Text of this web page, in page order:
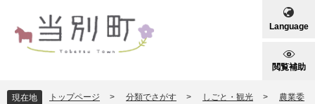
でば
Language
閲覧補助
現在地 トップページ > 分類でさがす > しごと・観光 >
農業委